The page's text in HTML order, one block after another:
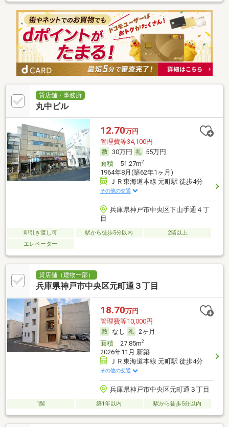
貸店舗・事務所
丸中ビル
12.70万円
管理費等34,100円
30万円
55万円
面積51.27m2
1964年8月(築62年1ヶ月)
ＪＲ東海道本線 元町駅 徒歩4分
その他の交通
兵庫県神戸市中央区下山手通４丁
目
即引き渡し可 駅から徒歩5分以内
2階以上
エレベーター
貸店舗（建物一部）
兵庫県神戸市中央区元町通３丁目
18.70万円
管理費等10,000円
なし
2ヶ月
面積27.85m2
2026年11月 新築
ＪＲ東海道本線 元町駅 徒歩4分
その他の交通
兵庫県神戸市中央区元町通３丁目
1階 築1年以内 駅から徒歩5分以内